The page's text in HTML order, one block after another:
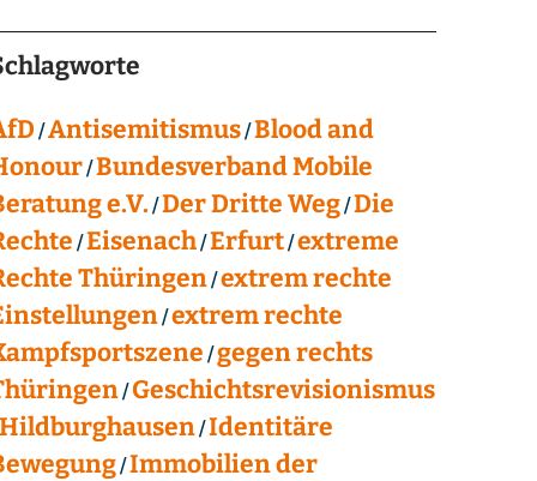
Antisemitismus Blood and
Bundesverband Mobile
e.V. Der Dritte Weg Die
Eisenach Erfurt extreme
Thüringen extrem rechte
extrem rechte
gegen rechts
Geschichtsrevisionismus
Identitäre
Immobilien der